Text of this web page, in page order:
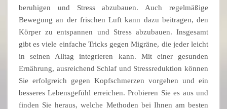
beruhigen und Stress abzubauen. Auch regelmäßige
Bewegung an der frischen Luft kann dazu beitragen, den
Körper zu entspannen und Stress abzubauen. Insgesamt
gibt es viele einfache Tricks gegen Migräne, die jeder leicht
in seinen Alltag integrieren kann. Mit einer gesunden
Ernährung, ausreichend Schlaf und Stressreduktion können
Sie erfolgreich gegen Kopfschmerzen vorgehen und ein
besseres Lebensgefühl erreichen. Probieren Sie es aus und
finden Sie heraus, welche Methoden bei Ihnen am besten